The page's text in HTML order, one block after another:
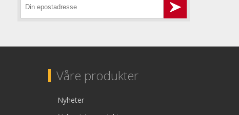
Våre produkter
Nyheter